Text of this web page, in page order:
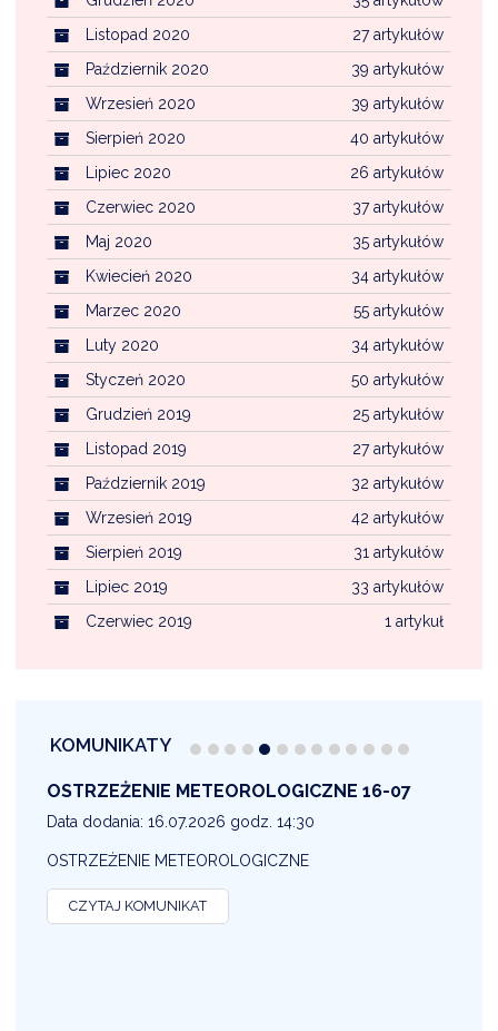
27 artykułów
Listopad 2020
39 artykułów
Październik 2020
39 artykułów
Wrzesień 2020
40 artykułów
Sierpień 2020
26 artykułów
Lipiec 2020
37 artykułów
Czerwiec 2020
35 artykułów
Maj 2020
34 artykułów
Kwiecień 2020
55 artykułów
Marzec 2020
34 artykułów
Luty 2020
50 artykułów
Styczeń 2020
25 artykułów
Grudzień 2019
27 artykułów
Listopad 2019
32 artykułów
Październik 2019
42 artykułów
Wrzesień 2019
31 artykułów
Sierpień 2019
33 artykułów
Lipiec 2019
1 artykuł
Czerwiec 2019
KOMUNIKATY
OSTRZEŻENIE METEOROLOGICZNE 16-07
Data dodania: 16.07.2026 godz. 14:30
OSTRZEŻENIE METEOROLOGICZNE
CZYTAJ KOMUNIKAT